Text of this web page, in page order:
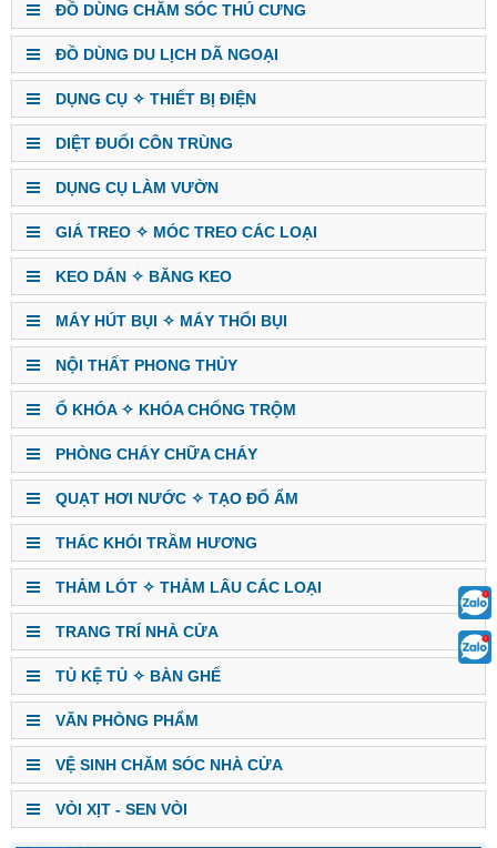
ĐỒ DÙNG CHĂM SÓC THÚ CƯNG
ĐỒ DÙNG DU LỊCH DÃ NGOẠI
DỤNG CỤ ✧ THIẾT BỊ ĐIỆN
DIỆT ĐUỔI CÔN TRÙNG
DỤNG CỤ LÀM VƯỜN
GIÁ TREO ✧ MÓC TREO CÁC LOẠI
KEO DÁN ✧ BĂNG KEO
MÁY HÚT BỤI ✧ MÁY THỔI BỤI
NỘI THẤT PHONG THỦY
Ổ KHÓA ✧ KHÓA CHỐNG TRỘM
PHÒNG CHÁY CHỮA CHÁY
QUẠT HƠI NƯỚC ✧ TẠO ĐỔ ẨM
THÁC KHÓI TRẦM HƯƠNG
THẢM LÓT ✧ THẢM LÂU CÁC LOẠI
TRANG TRÍ NHÀ CỬA
TỦ KỆ TỦ ✧ BÀN GHẾ
VĂN PHÒNG PHẨM
VỆ SINH CHĂM SÓC NHÀ CỬA
VÒI XỊT - SEN VÒI